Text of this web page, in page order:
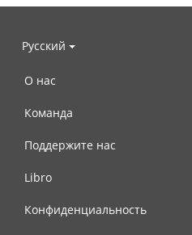
Русский
О нас
Команда
Поддержите нас
Libro
Конфиденциальность